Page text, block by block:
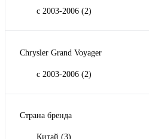
с 2003-2006 (2)
Chrysler Grand Voyager
с 2003-2006 (2)
Страна бренда
Китай (3)